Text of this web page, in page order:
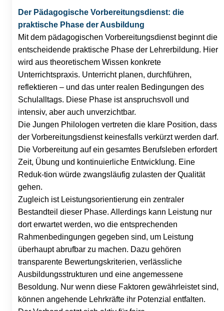
Der Pädagogische Vorbereitungsdienst: die
praktische Phase der Ausbildung
Mit dem pädagogischen Vorbereitungsdienst beginnt die
entscheidende praktische Phase der Lehrerbildung. Hier
wird aus theoretischem Wissen konkrete
Unterrichtspraxis. Unterricht planen, durchführen,
reflektieren – und das unter realen Bedingungen des
Schulalltags. Diese Phase ist anspruchsvoll und
intensiv, aber auch unverzichtbar.
Die Jungen Philologen vertreten die klare Position, dass
der Vorbereitungsdienst keinesfalls verkürzt werden darf.
Die Vorbereitung auf ein gesamtes Berufsleben erfordert
Zeit, Übung und kontinuierliche Entwicklung. Eine
Reduk-tion würde zwangsläufig zulasten der Qualität
gehen.
Zugleich ist Leistungsorientierung ein zentraler
Bestandteil dieser Phase. Allerdings kann Leistung nur
dort erwartet werden, wo die entsprechenden
Rahmenbedingungen gegeben sind, um Leistung
überhaupt abrufbar zu machen. Dazu gehören
transparente Bewertungskriterien, verlässliche
Ausbildungsstrukturen und eine angemessene
Besoldung. Nur wenn diese Faktoren gewährleistet sind,
können angehende Lehrkräfte ihr Potenzial entfalten.